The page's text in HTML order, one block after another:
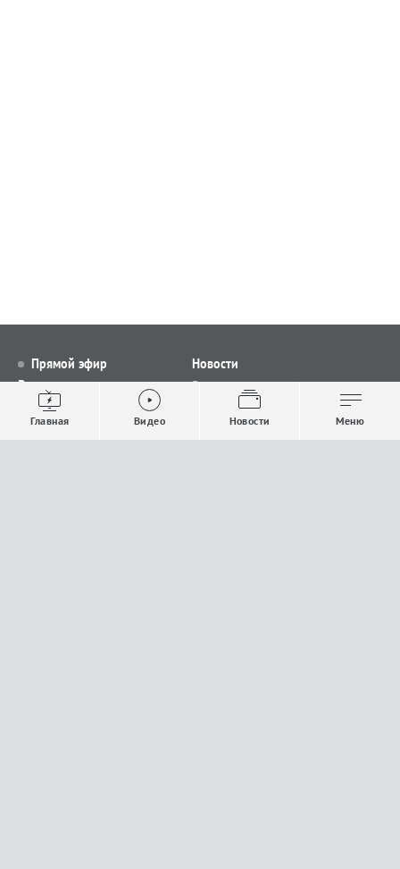
Прямой эфир
Видео
Выпуски новостей
Проекты
Новости
Все новости
Общество
Строительство и ЖКХ
Главная Видео Новости Меню